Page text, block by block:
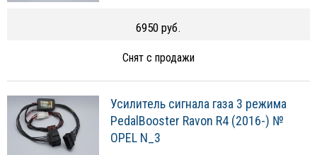
6950 руб.
Снят с продажи
Усилитель сигнала газа 3 режима
PedalBooster Ravon R4 (2016-) №
OPEL N_3